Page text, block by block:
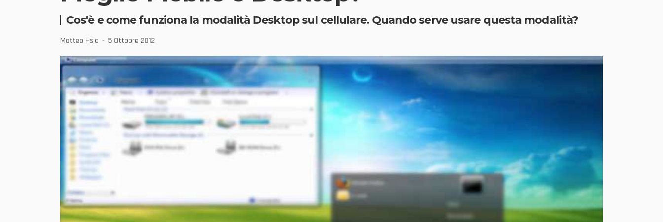
Cos'è e come funziona la modalità Desktop sul cellulare. Quando serve usare questa modalità?
Matteo Hsia 5 Ottobre 2012